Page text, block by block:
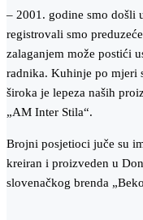
– 2001. godine smo došli
registrovali smo
zalaganjem može postići
radnika. Kuhinje po mjeri
široka je lepeza naših
„AM Inter Stila“.
Brojni posjetioci juče su
kreiran i proizveden u
slovenačkog brenda